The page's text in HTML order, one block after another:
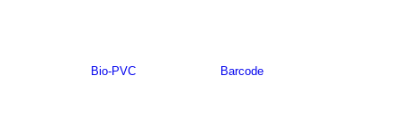
Bio-PVC Barcode